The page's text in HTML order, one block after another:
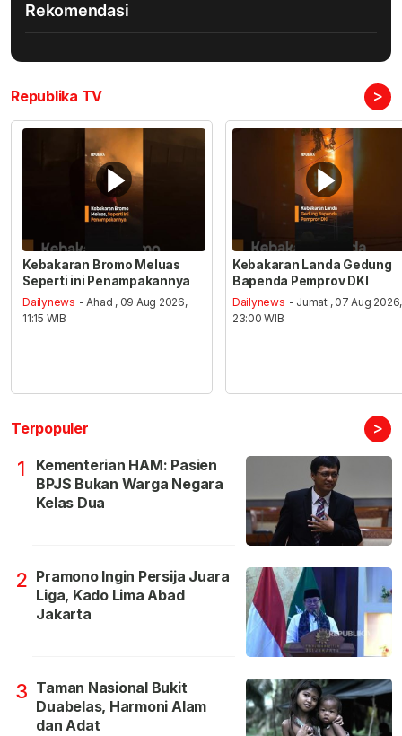
Rekomendasi
Republika TV >
Kebakaran Bromo Meluas
Seperti ini Penampakannya
Dailynews - Ahad , 09 Aug 2026,
11:15 WIB
Kebakaran Landa Gedung
Bapenda Pemprov DKI
Dailynews - Jumat , 07 Aug 2026,
23:00 WIB
Terpopuler >
1
Kementerian HAM: Pasien
BPJS Bukan Warga Negara
Kelas Dua
2 Pramono Ingin Persija Juara
Liga, Kado Lima Abad
Jakarta
3 Taman Nasional Bukit
Duabelas, Harmoni Alam
dan Adat